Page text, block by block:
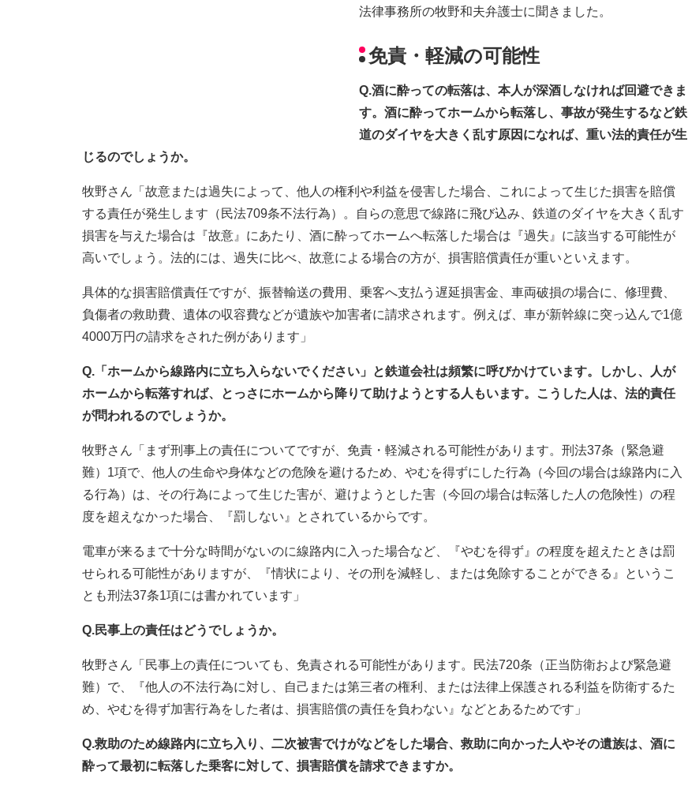
法律事務所の牧野和夫弁護士に聞きました。
免責・軽減の可能性
Q.酒に酔っての転落は、本人が深酒しなければ回避できま
す。酒に酔ってホームから転落し、事故が発生するなど鉄
道のダイヤを大きく乱す原因になれば、重い法的責任が生
じるのでしょうか。
牧野さん「故意または過失によって、他人の権利や利益を侵害した場合、これによって生じた損害を賠償
する責任が発生します（民法709条不法行為）。自らの意思で線路に飛び込み、鉄道のダイヤを大きく乱す
損害を与えた場合は『故意』にあたり、酒に酔ってホームへ転落した場合は『過失』に該当する可能性が
高いでしょう。法的には、過失に比べ、故意による場合の方が、損害賠償責任が重いといえます。
具体的な損害賠償責任ですが、振替輸送の費用、乗客へ支払う遅延損害金、車両破損の場合に、修理費、
負傷者の救助費、遺体の収容費などが遺族や加害者に請求されます。例えば、車が新幹線に突っ込んで1億
4000万円の請求をされた例があります」
Q.「ホームから線路内に立ち入らないでください」と鉄道会社は頻繁に呼びかけています。しかし、人が
ホームから転落すれば、とっさにホームから降りて助けようとする人もいます。こうした人は、法的責任
が問われるのでしょうか。
牧野さん「まず刑事上の責任についてですが、免責・軽減される可能性があります。刑法37条（緊急避
難）1項で、他人の生命や身体などの危険を避けるため、やむを得ずにした行為（今回の場合は線路内に入
る行為）は、その行為によって生じた害が、避けようとした害（今回の場合は転落した人の危険性）の程
度を超えなかった場合、『罰しない』とされているからです。
電車が来るまで十分な時間がないのに線路内に入った場合など、『やむを得ず』の程度を超えたときは罰
せられる可能性がありますが、『情状により、その刑を減軽し、または免除することができる』というこ
とも刑法37条1項には書かれています」
Q.民事上の責任はどうでしょうか。
牧野さん「民事上の責任についても、免責される可能性があります。民法720条（正当防衛および緊急避
難）で、『他人の不法行為に対し、自己または第三者の権利、または法律上保護される利益を防衛するた
め、やむを得ず加害行為をした者は、損害賠償の責任を負わない』などとあるためです」
Q.救助のため線路内に立ち入り、二次被害でけがなどをした場合、救助に向かった人やその遺族は、酒に
酔って最初に転落した乗客に対して、損害賠償を請求できますか。